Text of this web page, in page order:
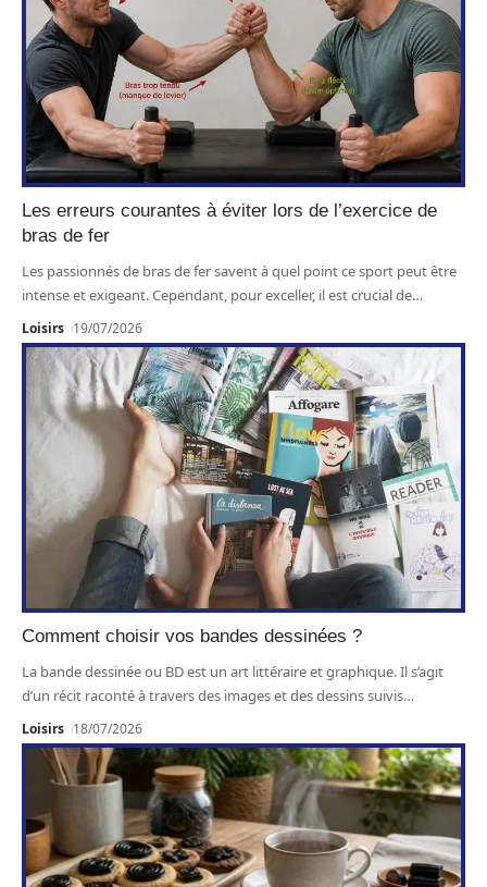
Les erreurs courantes à éviter lors de l’exercice de
bras de fer
Les passionnés de bras de fer savent à quel point ce sport peut être
intense et exigeant. Cependant, pour exceller, il est crucial de…
Loisirs 19/07/2026
Comment choisir vos bandes dessinées ?
La bande dessinée ou BD est un art littéraire et graphique. Il s’agit
d’un récit raconté à travers des images et des dessins suivis…
Loisirs 18/07/2026